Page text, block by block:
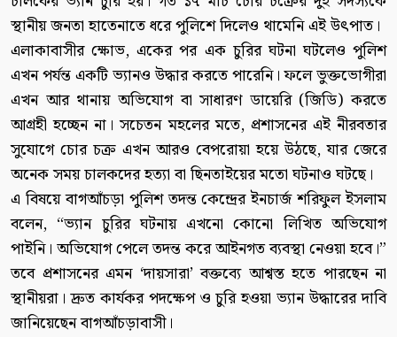
স্থানীয় জনতা হাতেনাতে ধরে পুলিশে দিলেও থামেনি এই উৎপাত।
এলাকাবাসীর ক্ষোভ, একের পর এক চুরির ঘটনা ঘটলেও পুলিশ
এখন পর্যন্ত একটি ভ্যানও উদ্ধার করতে পারেনি। ফলে ভুক্তভোগীরা
এখন আর থানায় অভিযোগ বা সাধারণ ডায়েরি (জিডি) করতে
আগ্রহী হচ্ছেন না। সচেতন মহলের মতে, প্রশাসনের এই নীরবতার
সুযোগে চোর চক্র এখন আরও বেপরোয়া হয়ে উঠছে, যার জেরে
অনেক সময় চালকদের হত্যা বা ছিনতাইয়ের মতো ঘটনাও ঘটছে।
এ বিষয়ে বাগআঁচড়া পুলিশ তদন্ত কেন্দ্রের ইনচার্জ শরিফুল ইসলাম
বলেন, “ভ্যান চুরির ঘটনায় এখনো কোনো লিখিত অভিযোগ
পাইনি। অভিযোগ পেলে তদন্ত করে আইনগত ব্যবস্থা নেওয়া হবে।”
তবে প্রশাসনের এমন ‘দায়সারা’ বক্তব্যে আশ্বস্ত হতে পারছেন না
স্থানীয়রা। দ্রুত কার্যকর পদক্ষেপ ও চুরি হওয়া ভ্যান উদ্ধারের দাবি
জানিয়েছেন বাগআঁচড়াবাসী।